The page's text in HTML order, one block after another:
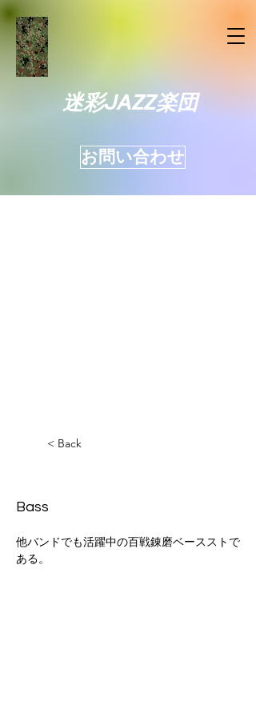
迷彩JAZZ楽団
お問い合わせ
< Back
Bass
他バンドでも活躍中の百戦錬磨ベースストで
ある。